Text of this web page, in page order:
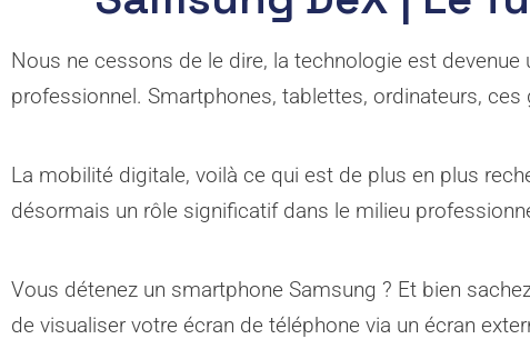
Nous ne cessons de le dire, la technologie est
professionnel. Smartphones, tablettes, ordinateurs,
La mobilité digitale, voilà ce qui est de plus en plus
désormais un rôle significatif dans le milieu
Vous détenez un smartphone Samsung ? Et bien
de visualiser votre écran de téléphone via un écran